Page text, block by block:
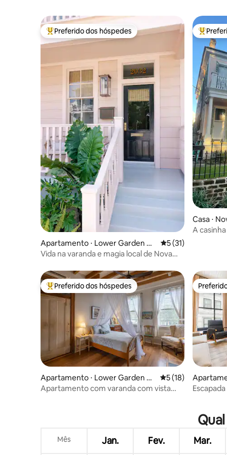
Entre os melhores preferidos dos hóspedes
Preferido dos hóspedes
Apartamento ⋅ Lower Garden Di
strict
5 de uma avaliação
5 (31)
Vida na varanda e magia local de Nova
Entre
Casa ⋅
A
Entre os melhores preferidos dos hóspedes
Preferido dos hóspedes
Apartamento ⋅ Lower Garden Di
strict
5 de uma
5 (18)
Apartamento com varanda com vista
Mês Jan. Fev. Mar.